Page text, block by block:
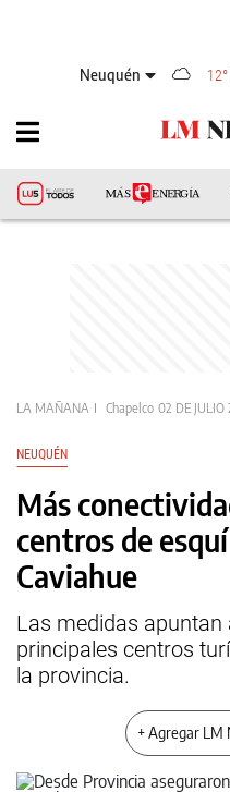
Neuquén 12°
LA MAÑANA Chapelco 02 DE
NEUQUÉN
Más
centros de
Caviahue
Las medidas apuntan
principales centros
la provincia.
+ Agregar LM